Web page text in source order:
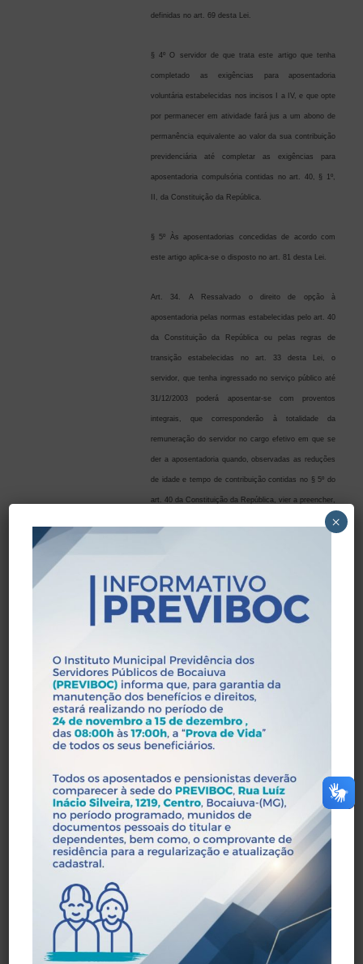
definidas no art. 69 desta Lei.
§ 4º O servidor de que trata este artigo que tenha
completado as exigências para aposentadoria
voluntária estabelecidas nos incisos I a IV, e que opte
por permanecer em atividade fará jus a um abono de
permanência equivalente ao valor da sua contribuição
previdenciária até completar as exigências para
aposentadoria compulsória contidas no art. 40, § 1º,
II, da Constituição da República.
§ 5º Às aposentadorias concedidas de acordo com
este artigo aplica-se o disposto no art. 81 desta Lei.
Art. 34. A Ressalvado o direito de opção à
aposentadoria pelas normas estabelecidas pelo art. 40
da Constituição da República ou pelas regras de
transição estabelecidas no art. 33 desta Lei, o
servidor, que tenha ingressado no serviço público até
31/12/2003 poderá aposentar-se com proventos
integrais, que corresponderão à totalidade da
remuneração do servidor no cargo efetivo em que se
der a aposentadoria quando, observadas as reduções
de idade e tempo de contribuição contidas no § 5º do
art. 40 da Constituição da República, vier a preencher,
se mulher;
II – 35 anos de contribuição, se homem, e 30 anos de
III – 20 anos de efetivo exercício no serviço público; e
IV – 10 anos de carreira e 5 anos de efetivo exercício
no cargo em que se der a aposentadoria.
Da Aposentadoria Por
Art. 35. A aposentadoria
por idade é ato voluntário
do segurado e consiste
em proventos cujo valor
será proporcional ao
tempo de contribuição.
§ 1º O cômputo de tempo de contribuição ou de
serviço, para efeitos de cálculo dos proventos,
obedecerá ao disposto na Seção X deste Capítulo.
§ 2º O valor desse benefício corresponderá a tantos
35 (trinta e cinco) avos da remuneração-de-
contribuição referida no art. 100, se homem, e tantos
30 (trinta) avos, se mulher, quantos forem os grupos
de 12 meses completos de contribuição, com
×